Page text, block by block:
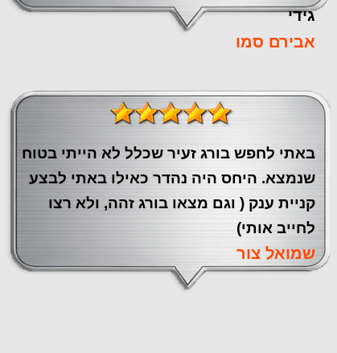
גידי
אבירם סמו
באתי לחפש בורג זעיר שכלל לא הייתי בטוח
שנמצא. היחס היה נהדר כאילו באתי לבצע
קניית ענק ( וגם מצאו בורג זהה, ולא רצו
לחייב אותי)
שמואל צור